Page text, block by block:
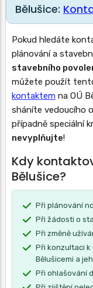
Bělušice:
Pokud hledáte
plánování a
stavebního
můžete použít
kontaktem na OÚ
sháníte vedoucího
případně speciální
nevyplňujte!
Kdy
Bělušice?
Při plánování
Při žádosti o
Při změně
Při konzultaci k
Bělušicemi a
Při ohlašování